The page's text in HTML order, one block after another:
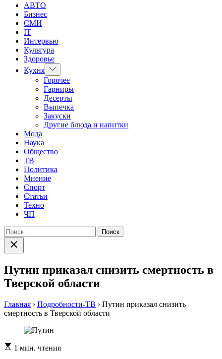
АВТО
Бизнес
СМИ
IT
Интервью
Культура
Здоровье
Кухня Показать
подменю
Горячее
Гарниры
Десерты
Выпечка
Закуски
Другие блюда и напитки
Мода
Наука
Общество
ТВ
Политика
Мнение
Спорт
Статьи
Техно
ЧП
Найти:
Закрыть
поиск
Путин приказал снизить смертность в
Тверской области
Главная › Подробности-ТВ › Путин приказал снизить
смертность в Тверской области
Расчетное
1 мин. чтения